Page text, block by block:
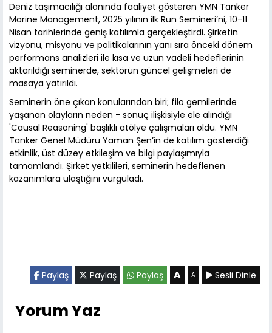
Deniz taşımacılığı alanında faaliyet gösteren YMN Tanker
Marine Management, 2025 yılının ilk Run Semineri’ni, 10-11
Nisan tarihlerinde geniş katılımla gerçekleştirdi. Şirketin
vizyonu, misyonu ve politikalarının yanı sıra önceki dönem
performans analizleri ile kısa ve uzun vadeli hedeflerinin
aktarıldığı seminerde, sektörün güncel gelişmeleri de
masaya yatırıldı.
Seminerin öne çıkan konularından biri; filo gemilerinde
yaşanan olayların neden - sonuç ilişkisiyle ele alındığı
'Causal Reasoning' başlıklı atölye çalışmaları oldu. YMN
Tanker Genel Müdürü Yaman Şen’in de katılım gösterdiği
etkinlik, üst düzey etkileşim ve bilgi paylaşımıyla
tamamlandı. Şirket yetkilileri, seminerin hedeflenen
kazanımlara ulaştığını vurguladı.
Paylaş Paylaş Paylaş A A Sesli Dinle
Yorum Yaz